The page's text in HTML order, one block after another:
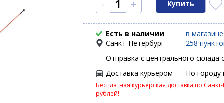
- +
Есть в наличии
в магазине
Санкт-Петербург
258
Отправка с центрального склада
Доставка курьером
По
Бесплатная курьерская доставка по
рублей!